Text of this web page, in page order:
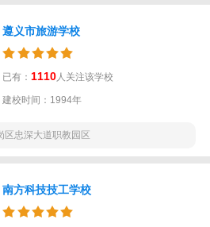
遵义市旅游学校
已有：1110人关注该学校
建校时间：1994年
区忠深大道职教园区
南方科技技工学校